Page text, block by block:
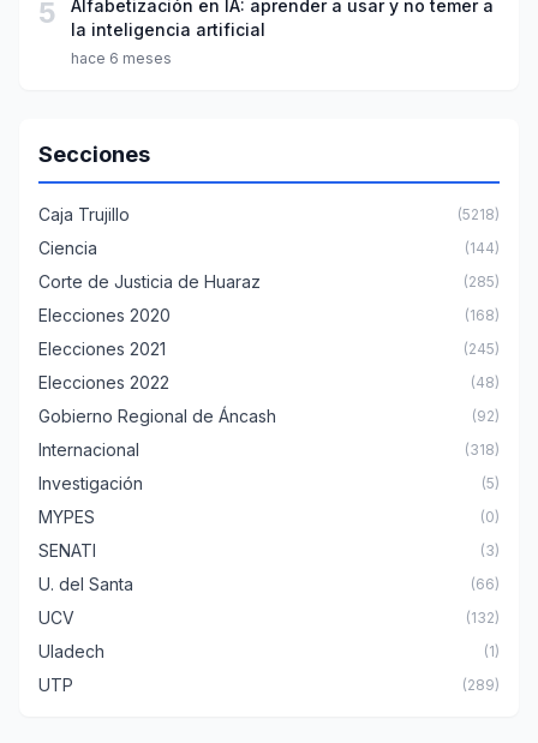
5
Alfabetización en IA: aprender a usar y no temer a
la inteligencia artificial
hace 6 meses
Secciones
Caja Trujillo (5218)
Ciencia (144)
Corte de Justicia de Huaraz (285)
Elecciones 2020 (168)
Elecciones 2021 (245)
Elecciones 2022 (48)
Gobierno Regional de Áncash (92)
Internacional (318)
Investigación (5)
MYPES (0)
SENATI (3)
U. del Santa (66)
UCV (132)
Uladech (1)
UTP (289)